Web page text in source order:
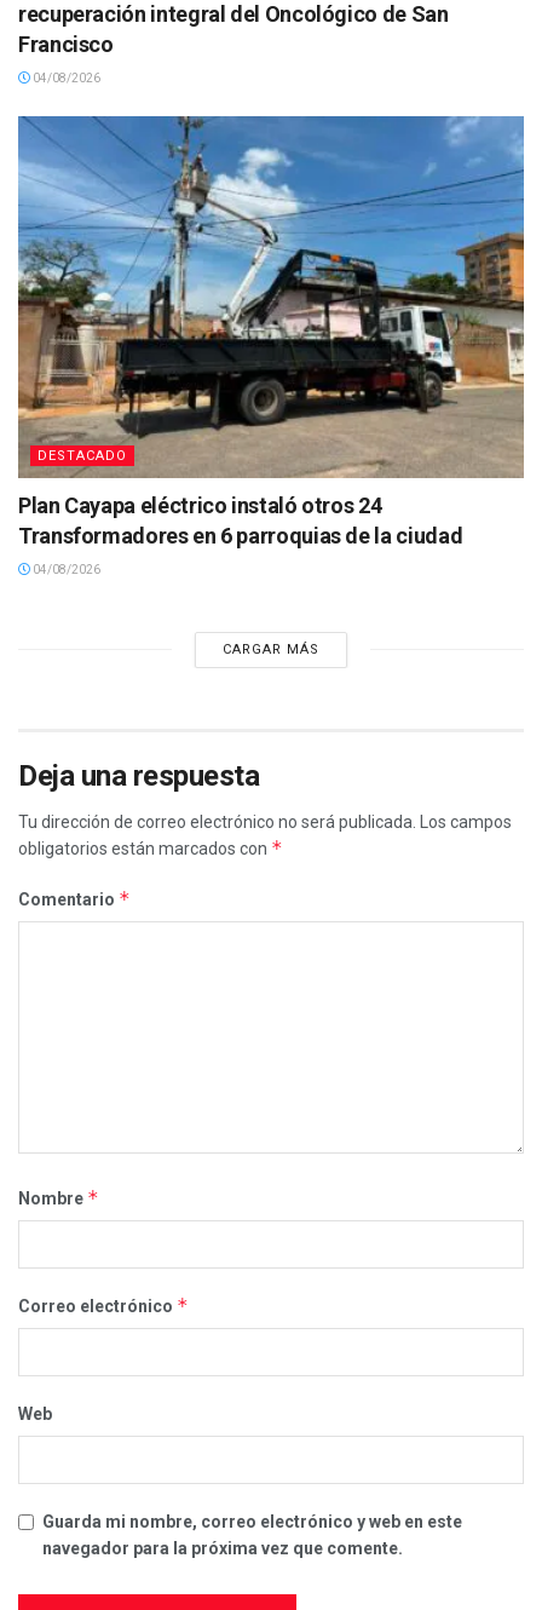
recuperación integral del Oncológico de San
Francisco
04/08/2026
DESTACADO
Plan Cayapa eléctrico instaló otros 24
Transformadores en 6 parroquias de la ciudad
04/08/2026
CARGAR MÁS
Deja una respuesta
Tu dirección de correo electrónico no será publicada.
Los campos
obligatorios están marcados con *
Comentario *
Nombre *
Correo electrónico *
Web
Guarda mi nombre, correo electrónico y web en este
navegador para la próxima vez que comente.